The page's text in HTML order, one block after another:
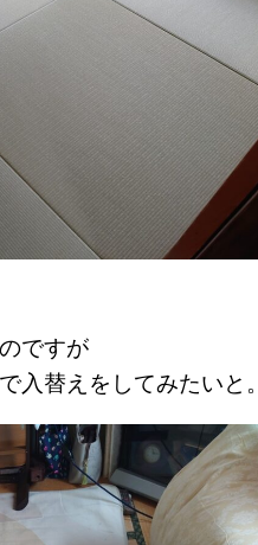
ですが
入替えをしてみたいと。